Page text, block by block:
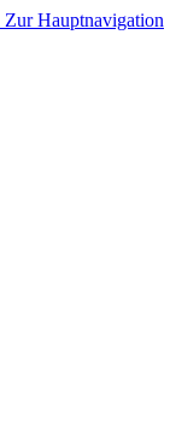
Zur Hauptnavigation